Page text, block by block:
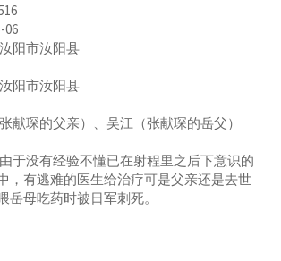
06
阳市汝阳县
阳市汝阳县
献琛的父亲）、吴江（张献琛的岳父）
于没有经验不懂已在射程里之后下意识的
，有逃难的医生给治疗可是父亲还是去世
岳母吃药时被日军刺死。